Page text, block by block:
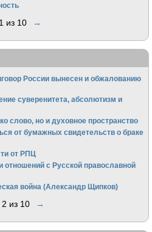
1 из 10 →
России вынесен и обжалованию
суверенитета, абсолютизм и
слово, но и духовное пространство
от бумажных свидетельств о браке
от РПЦ
отношений с Русской православной
война (Александр Щипков)
2 из 10 →